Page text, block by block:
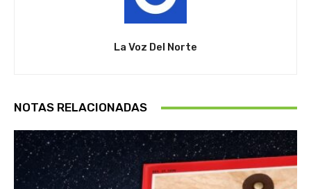
La Voz Del Norte
NOTAS RELACIONADAS